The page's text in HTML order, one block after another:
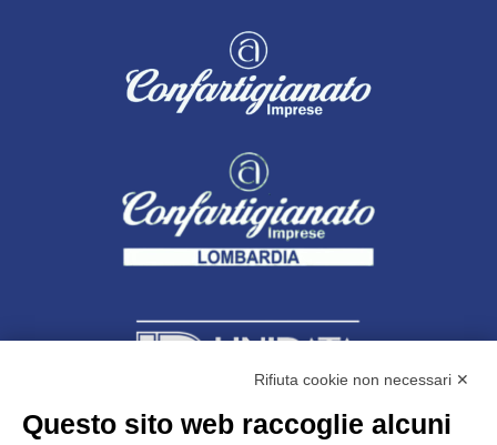
Rifiuta cookie non necessari ✕
Questo sito web raccoglie alcuni